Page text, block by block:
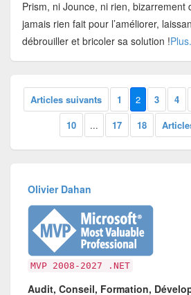
Prism, ni Jounce, ni rien, bizarrement
jamais rien fait pour l’améliorer,
débrouiller et bricoler sa solution !
Articles suivants 1 2 3 4
10
... 17 18
Olivier Dahan
MVP 2008-2027 .NET
Audit, Conseil, Formation,